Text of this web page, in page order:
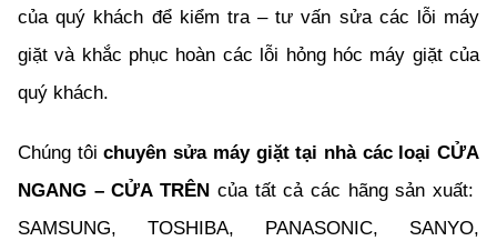
của quý khách để kiểm tra – tư vấn sửa các lỗi máy
giặt và khắc phục hoàn các lỗi hỏng hóc máy giặt của
quý khách.
Chúng tôichuyên sửa máy giặt tại nhà các loại CỬA
NGANG – CỬA TRÊN của tất cả các hãng sản xuất:
SAMSUNG, TOSHIBA, PANASONIC, SANYO,